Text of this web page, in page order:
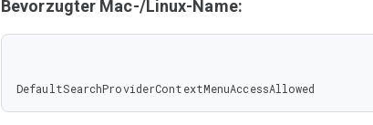
Bevorzugter Mac-/Linux-Name:
DefaultSearchProviderContextMenuAccessAllowed